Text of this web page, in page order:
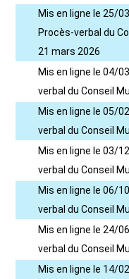
Mis en ligne le 25/
Procès-verbal du
21 mars 2026
Mis en ligne le 04/
verbal du Conseil
Mis en ligne le 05/
verbal du Conseil
Mis en ligne le 03/
verbal du Conseil
Mis en ligne le 06/
verbal du Conseil
Mis en ligne le 24/
verbal du Conseil
Mis en ligne le 14/